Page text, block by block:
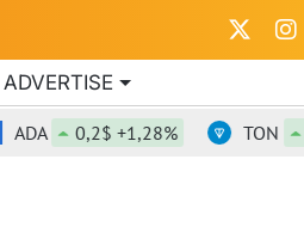
ADVERTISE
0,2$ +1,28% TON